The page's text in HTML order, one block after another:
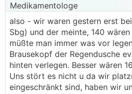
Medikamentologe
also - wir waren gestern erst
Sbg) und der meinte, 140
müßte man immer was vor
Brausekopf der Regendusche
hinten verlegen. Besser wären
Uns stört es nicht u da wir
eingeschränkt sind, haben wir